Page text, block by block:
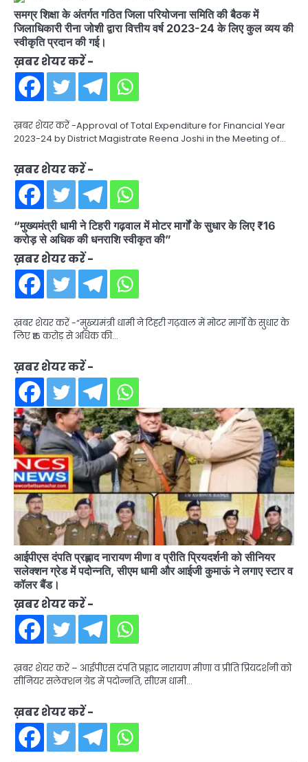
समग्र शिक्षा के अंतर्गत गठित जिला परियोजना समिति की बैठक में
जिलाधिकारी रीना जोशी द्वारा वित्तीय वर्ष 2023-24 के लिए कुल व्यय की
स्वीकृति प्रदान की गई।
ख़बर शेयर करें -
ख़बर शेयर करें -Approval of Total Expenditure for Financial Year
2023-24 by District Magistrate Reena Joshi in the Meeting of…
ख़बर शेयर करें -
“मुख्यमंत्री धामी ने टिहरी गढ़वाल में मोटर मार्गों के सुधार के लिए ₹16
करोड़ से अधिक की धनराशि स्वीकृत की”
ख़बर शेयर करें -
ख़बर शेयर करें -“मुख्यमंत्री धामी ने टिहरी गढ़वाल में मोटर मार्गों के सुधार के
लिए ₹16 करोड़ से अधिक की…
ख़बर शेयर करें -
आईपीएस दंपति प्रह्लाद नारायण मीणा व प्रीति प्रियदर्शनी को सीनियर
सलेक्शन ग्रेड में पदोन्नति, सीएम धामी और आईजी कुमाऊं ने लगाए स्टार व
कॉलर बैंड।
ख़बर शेयर करें -
ख़बर शेयर करें – आईपीएस दंपति प्रह्लाद नारायण मीणा व प्रीति प्रियदर्शनी को
सीनियर सलेक्शन ग्रेड में पदोन्नति, सीएम धामी…
ख़बर शेयर करें -